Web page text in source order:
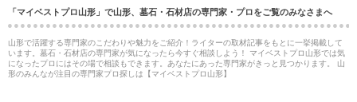
「マイベストプロ山形」で山形、墓石・石材店の専門家・プロをご覧のみなさまへ
山形で活躍する専門家のこだわりや魅力をご紹介！ライターの取材記事をもとに一挙掲載して
います。墓石・石材店の専門家が気になったら今すぐ相談しよう！ マイベストプロ山形では気
になったプロにはその場で相談もできます。あなたにあった専門家がきっと見つかります。 山
形のみんなが注目の専門家プロ探しは【マイベストプロ山形】